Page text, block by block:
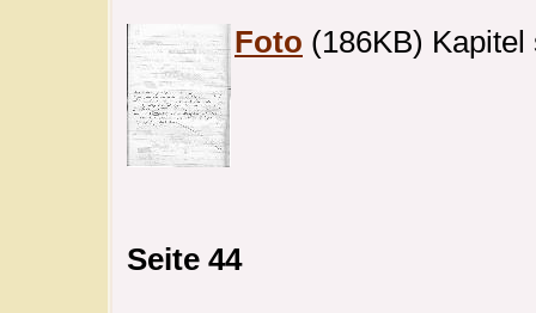
Foto (186KB) Kapitel
Seite 44